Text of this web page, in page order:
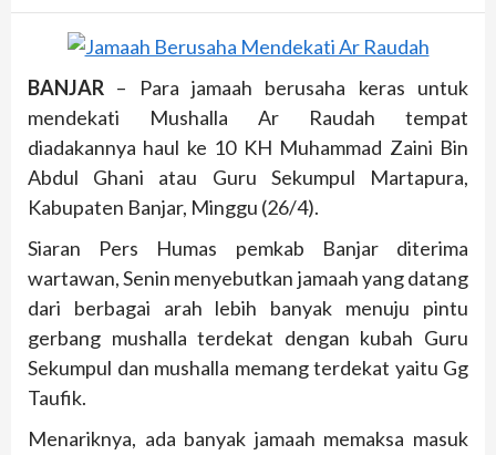
BANJAR – Para jamaah berusaha keras untuk
mendekati Mushalla Ar Raudah tempat
diadakannya haul ke 10 KH Muhammad Zaini Bin
Abdul Ghani atau Guru Sekumpul Martapura,
Kabupaten Banjar, Minggu (26/4).
Siaran Pers Humas pemkab Banjar diterima
wartawan, Senin menyebutkan jamaah yang datang
dari berbagai arah lebih banyak menuju pintu
gerbang mushalla terdekat dengan kubah Guru
Sekumpul dan mushalla memang terdekat yaitu Gg
Taufik.
Menariknya, ada banyak jamaah memaksa masuk